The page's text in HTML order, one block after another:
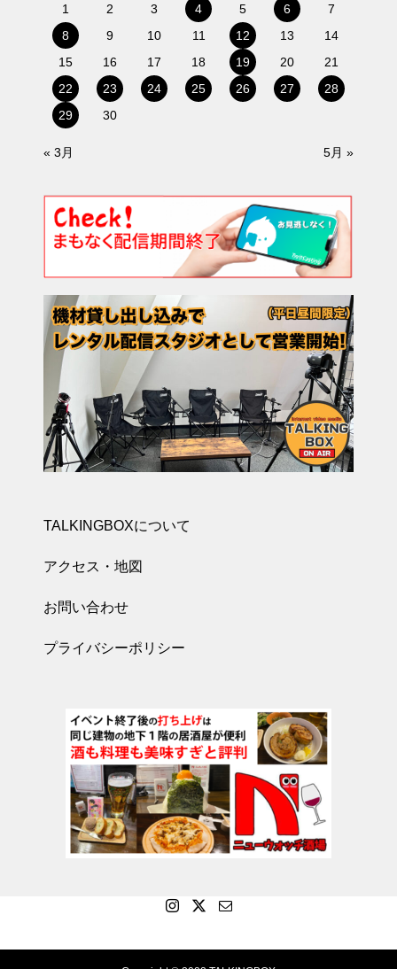
1 2 3 4 5 6
7
8
9 10 11 12 13
14
15
16 17 18 19 20
21
22
23 24 25 26 27
28
29
30
« 3月 5月 »
TALKINGBOXについて
アクセス・地図
お問い合わせ
プライバシーポリシー